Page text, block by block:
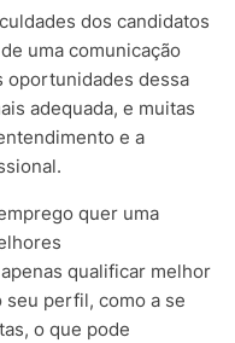
dos candidatos
uma comunicação
oportunidades dessa
adequada, e muitas
e a
quer uma
qualificar melhor
seu perfil, como a se
o que pode